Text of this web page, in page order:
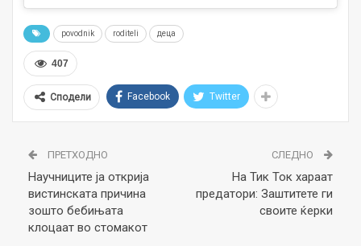
povodnik roditeli деца
407
Сподели Facebook Twitter
ПРЕТХОДНО
Научниците ја открија
вистинската причина
зошто бебињата
клоцаат во стомакот
СЛЕДНО
На Тик Ток хараат
предатори: Заштитете ги
своите ќерки